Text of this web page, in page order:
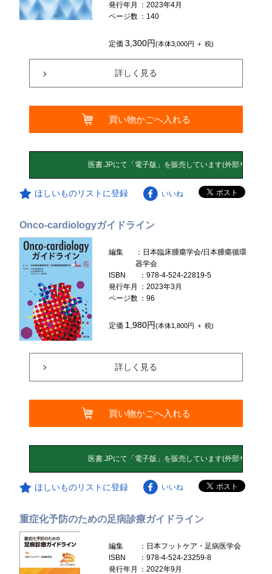
発行年月
：2023年4月
ページ数 ：140
定価3,300円(本体3,000円 ＋ 税)
詳しく見る
買い物かごへ入れる
ほしいものリストに登録 いいね
Onco-cardiologyガイドライン
編集
：日本臨床腫瘍学会/日本腫瘍循環
器学会
ISBN
：978-4-524-22819-5
発行年月
：2023年3月
ページ数 ：96
定価 1,980円(本体1,800円 ＋ 税)
詳しく見る
買い物かごへ入れる
ほしいものリストに登録 いいね
重症化予防のための足病診療ガイドライン
編集
：日本フットケア・足病医学会
ISBN
：978-4-524-23259-8
発行年月
：2022年9月